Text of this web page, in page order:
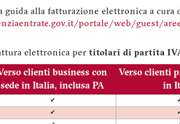
alla fatturazione elettronica a cura
portale/web/guest/
elettronica per titolari di partita
clienti business con
sede in Italia, inclusa PA
Verso clienti
in
✔
✔